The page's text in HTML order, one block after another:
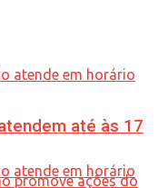
até às 17